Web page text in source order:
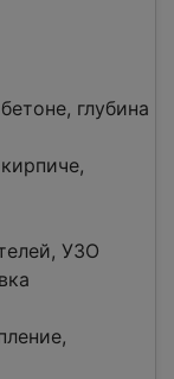
глубина
УЗО